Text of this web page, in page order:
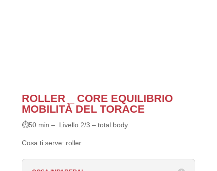
ROLLER _ CORE EQUILIBRIO
MOBILITÀ DEL TORACE
⏱50 min – Livello 2/3 – total body
Cosa ti serve: roller